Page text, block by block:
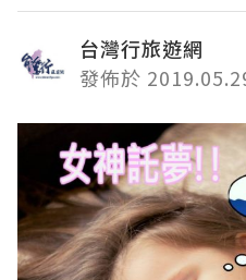
台灣行旅遊網
發佈於